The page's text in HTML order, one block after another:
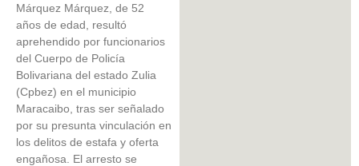
Márquez Márquez, de 52
años de edad, resultó
aprehendido por funcionarios
del Cuerpo de Policía
Bolivariana del estado Zulia
(Cpbez) en el municipio
Maracaibo, tras ser señalado
por su presunta vinculación en
los delitos de estafa y oferta
engañosa. El arresto se